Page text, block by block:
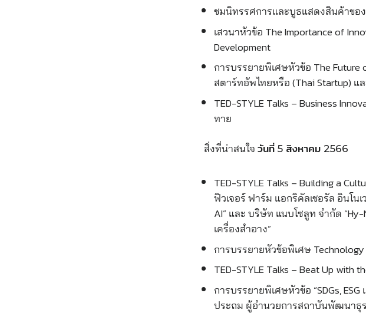
ชมนิทรรศการและบูธแสดงสินค้าขอ
เสวนาหัวข้อ The Importance of
Development
การบรรยายพิเศษหัวข้อ The
สตาร์ทอัพไทยหรือ (Thai Startup) แ
TED-STYLE Talks – Business
ทาย
สิ่งที่น่าสนใจวันที่ 5 สิงหาคม 2566
TED-STYLE Talks – Building a
ฟิวเจอร์ ฟาร์ม แอกริคัลเชอรัล อินโน
AI” และ บริษัท แนบโซลูท จำกัด
เครื่องสำอาง”
การบรรยายหัวข้อพิเศษ
TED-STYLE Talks – Beat Up with
การบรรยายพิเศษหัวข้อ “SDGs,
ประถม ผู้อำนวยการสถาบันพัฒนาธุ